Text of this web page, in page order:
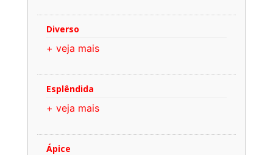
Diverso
+ veja mais
Esplêndida
+ veja mais
Ápice